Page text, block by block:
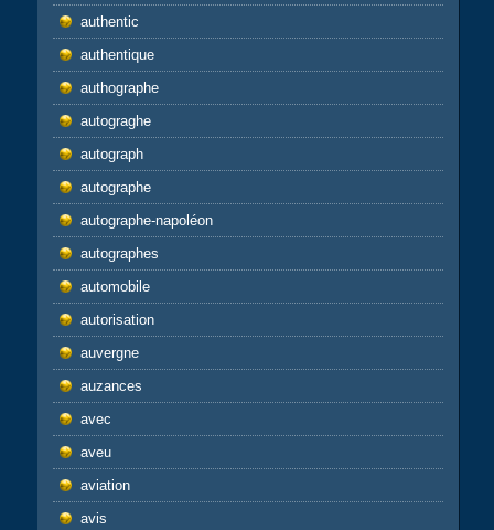
authentic
authentique
authographe
autograghe
autograph
autographe
autographe-napoléon
autographes
automobile
autorisation
auvergne
auzances
avec
aveu
aviation
avis